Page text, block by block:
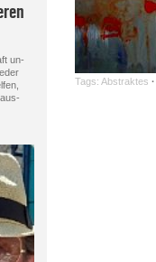
un-
Tags: Abstraktes ·